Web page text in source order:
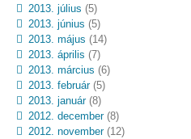
2013. július (5)
2013. június (5)
2013. május (14)
2013. április (7)
2013. március (6)
2013. február(5)
2013. január(8)
2012. december(8)
2012. november(12)